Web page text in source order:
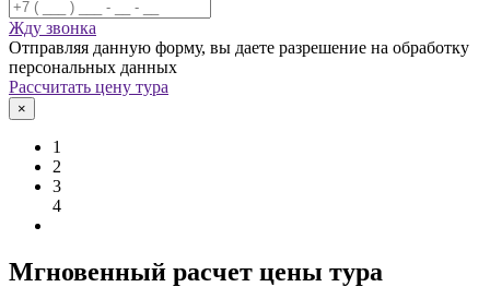
Жду звонка
Отправляя данную форму, вы даете разрешение на обработку
персональных данных
Рассчитать цену тура
×
1
2
3
4
Мгновенный расчет цены тура